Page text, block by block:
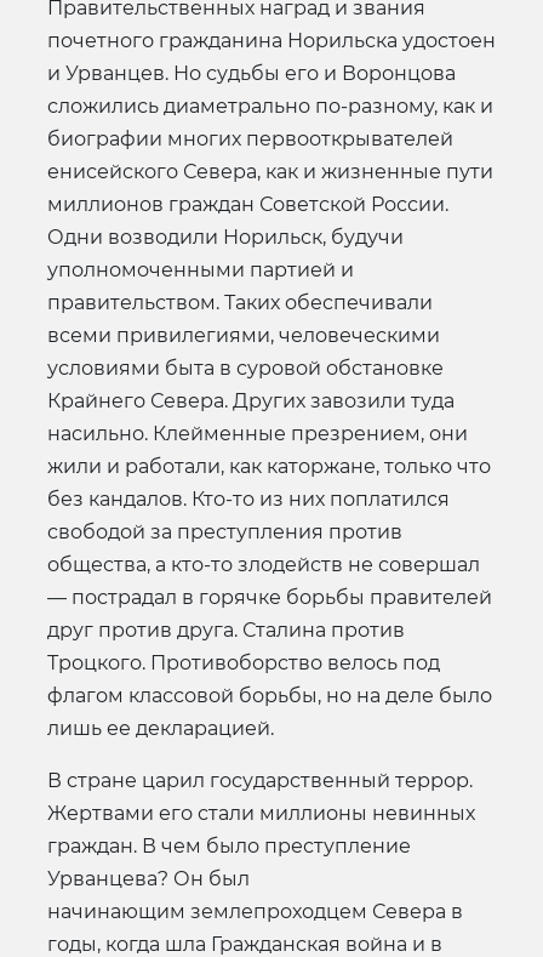
Правительственных наград и звания
почетного гражданина Норильска удостоен
и Урванцев. Но судьбы его и Воронцова
сложились диаметрально по-разному, как и
биографии многих первооткрывателей
енисейского Севера, как и жизненные пути
миллионов граждан Советской России.
Одни возводили Норильск, будучи
уполномоченными партией и
правительством. Таких обеспечивали
всеми привилегиями, человеческими
условиями быта в суровой обстановке
Крайнего Севера. Других завозили туда
насильно. Клейменные презрением, они
жили и работали, как каторжане, только что
без кандалов. Кто-то из них поплатился
свободой за преступления против
общества, а кто-то злодейств не совершал
— пострадал в горячке борьбы правителей
друг против друга. Сталина против
Троцкого. Противоборство велось под
флагом классовой борьбы, но на деле было
лишь ее декларацией.
В стране царил государственный террор.
Жертвами его стали миллионы невинных
граждан. В чем было преступление
Урванцева? Он был
начинающим землепроходцем Севера в
годы, когда шла Гражданская война и в